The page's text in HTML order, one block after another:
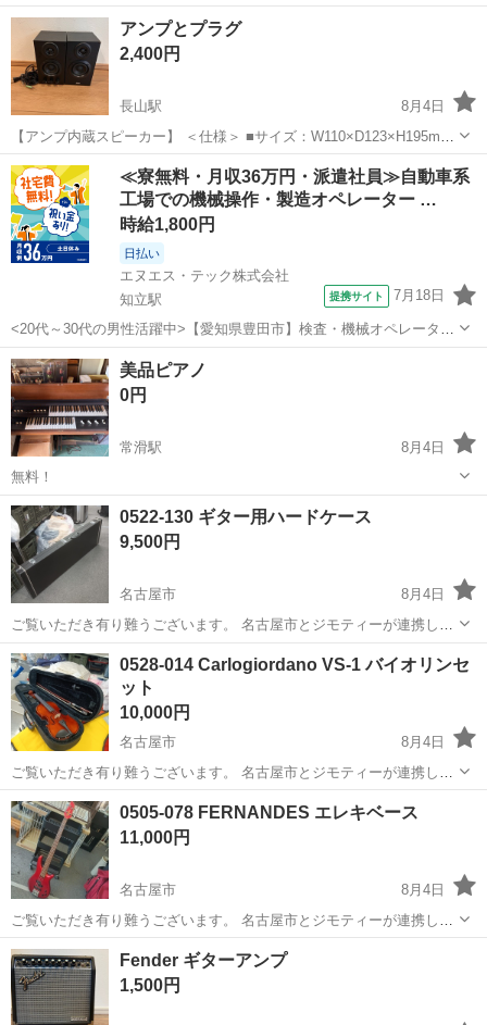
店です。 本日のご紹介はこちらです。 CANYON キャニオン アコース
ティックギター W40 1970年代 ジャパンビンテー...
愛知 高浜市 三河高浜駅 弦楽器、ギター
アンプとプラグ
2,400円
長山駅
8月4日
【アンプ内蔵スピーカー】 ＜仕様＞ ■サイズ：W110×D123×H195mm
■重量：約2，110g ■実用最大出力：16W(5W×2+3W×2) ■周波数特性：
40Hzから22，000Hz ■スピーカー形式：バスレフ式フ...
愛知 豊川市 長山駅 アンプ プラグ
≪寮無料・月収36万円・派遣社員≫自動車系
工場での機械操作・製造オペレーター …
時給1,800円
日払い
エヌエス・テック株式会社
知立駅
提携サイト 7月18日
<20代～30代の男性活躍中>【愛知県豊田市】検査・機械オペレーター
／交替制／月収36.2万円以上可能！／ngy144-99 仕事概要 仕事概要 安
心の研修あり！ ー・ー・ー・ー・ー・ー 毎週火曜/金曜 入社チャン
ス！ ■...
愛知 豊田市 知立駅
美品ピアノ
0円
常滑駅
8月4日
無料！
愛知 常滑市 鍵盤楽器、ピアノ
0522-130 ギター用ハードケース
9,500円
名古屋市
8月4日
ご覧いただき有り難うございます。 名古屋市とジモティーが連携して
運営しています。 粗⼤ごみ等の減量を⽬的にまだ使えるものをリユー
スしています。 ★★★★★ ご自宅にある不要品を是非ジモティースポ
ットへお持...
愛知 名古屋市
0528-014 Carlogiordano VS-1 バイオリンセ
ット
10,000円
名古屋市
8月4日
ご覧いただき有り難うございます。 名古屋市とジモティーが連携して
運営しています。 粗⼤ごみ等の減量を⽬的にまだ使えるものをリユー
スしています。 ★★★★★ ご自宅にある不要品を是非ジモティースポ
ットへお持...
愛知 名古屋市
0505-078 FERNANDES エレキベース
11,000円
名古屋市
8月4日
ご覧いただき有り難うございます。 名古屋市とジモティーが連携して
運営しています。 粗⼤ごみ等の減量を⽬的にまだ使えるものをリユー
スしています。 ★★★★★ ご自宅にある不要品を是非ジモティースポ
ットへお持...
愛知 名古屋市 弦楽器、ギター リユース
Fender ギターアンプ
1,500円